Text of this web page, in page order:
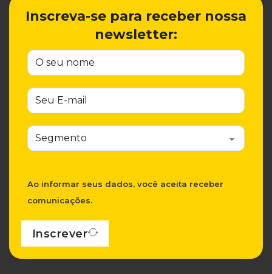
Inscreva-se para receber nossa
newsletter:
Ao informar seus dados, você aceita receber
comunicações.
Inscrever